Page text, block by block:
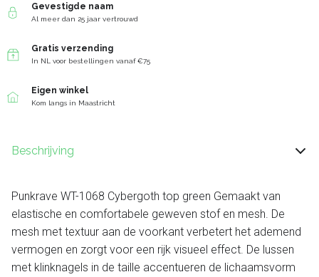
Gevestigde naam
Al meer dan 25 jaar vertrouwd
Gratis verzending
In NL voor bestellingen vanaf €75
Eigen winkel
Kom langs in Maastricht
Beschrijving
Punkrave WT-1068 Cybergoth top green Gemaakt van
elastische en comfortabele geweven stof en mesh. De
mesh met textuur aan de voorkant verbetert het ademend
vermogen en zorgt voor een rijk visueel effect. De lussen
met klinknagels in de taille accentueren de lichaamsvorm